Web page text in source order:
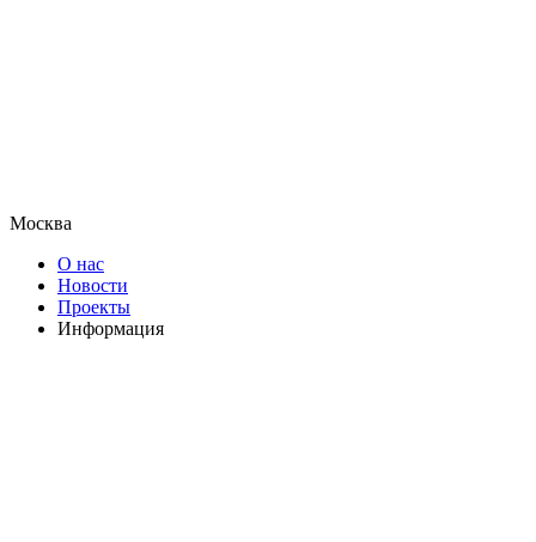
Москва
О нас
Новости
Проекты
Информация